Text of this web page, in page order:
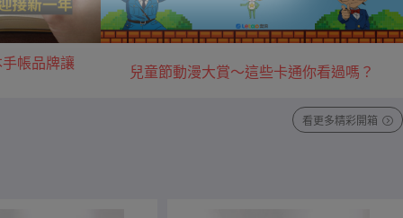
帳品牌讓 兒童節動漫大賞～這些卡通你看過嗎？
看更多精彩開箱